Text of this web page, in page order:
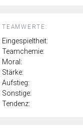
TEAMWERTE:
Eingespieltheit:
Teamchemie:
Moral:
Stärke:
Aufstieg:
Sonstige:
Tendenz: